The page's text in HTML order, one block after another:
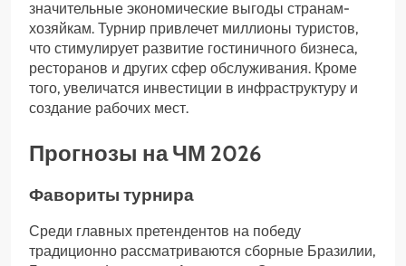
значительные экономические выгоды странам-
хозяйкам. Турнир привлечет миллионы туристов,
что стимулирует развитие гостиничного бизнеса,
ресторанов и других сфер обслуживания. Кроме
того, увеличатся инвестиции в инфраструктуру и
создание рабочих мест.
Прогнозы на ЧМ 2026
Фавориты турнира
Среди главных претендентов на победу
традиционно рассматриваются сборные Бразилии,